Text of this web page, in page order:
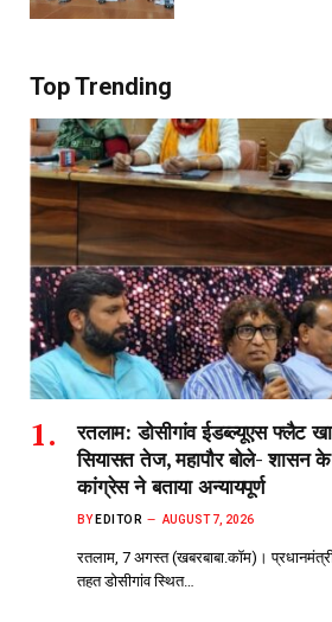
Top Trending
रतलाम: डोसीगांव ईडब्ल्यूएस फ्लैट
सियासत तेज, महापौर बोले- शासन के
कांग्रेस ने बताया अन्यायपूर्ण
BY EDITOR AUGUST 7, 2026
रतलाम, 7 अगस्त (खबरबाबा.कॉम)।
तहत डोसीगांव स्थित…